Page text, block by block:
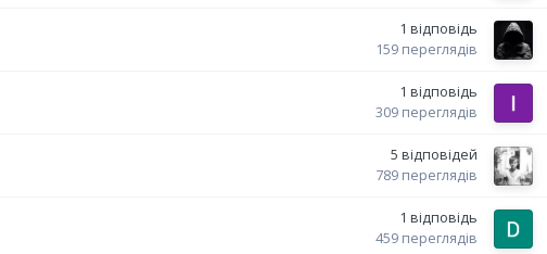
1 відповідь
159 переглядів
1 відповідь
309 переглядів
5 відповідей
789 переглядів
1 відповідь
459 переглядів